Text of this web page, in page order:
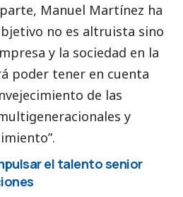
Manuel Martínez ha
no es altruista sino
y la sociedad en la
poder tener en cuenta
de las
y
el talento senior